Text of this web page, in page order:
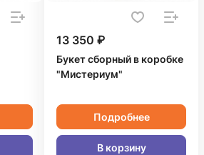
13 350 ₽
Букет сборный в коробке
"Мистериум"
Подробнее
В корзину